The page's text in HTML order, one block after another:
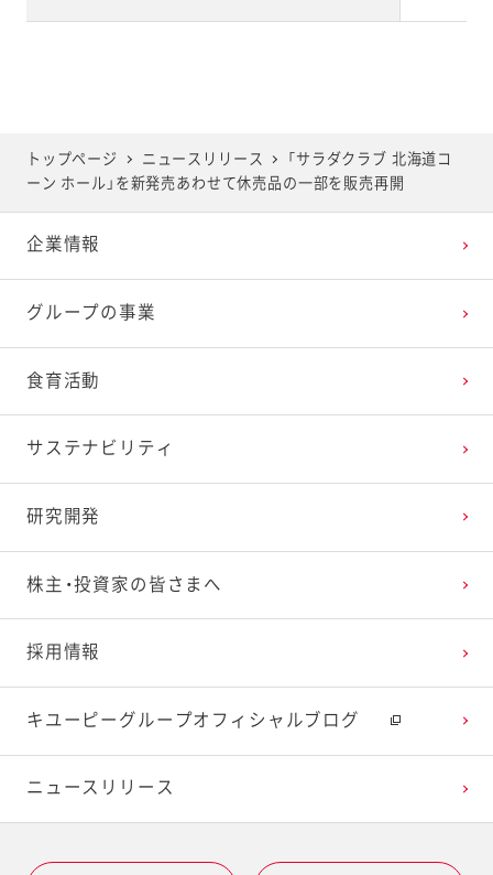
トップページ ニュースリリース
「サラダクラブ 北海道コ
ーン ホール」を新発売あわせて休売品の一部を販売再開
企業情報
グループの事業
食育活動
サステナビリティ
研究開発
株主・投資家の皆さまへ
採用情報
キユーピーグループオフィシャルブログ
ニュースリリース